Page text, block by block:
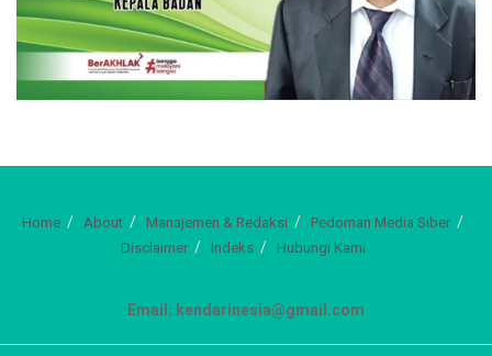
Home About Manajemen & Redaksi
Pedoman Media Siber
Disclaimer
Indeks Hubungi Kami
Email: kendarinesia@gmail.com